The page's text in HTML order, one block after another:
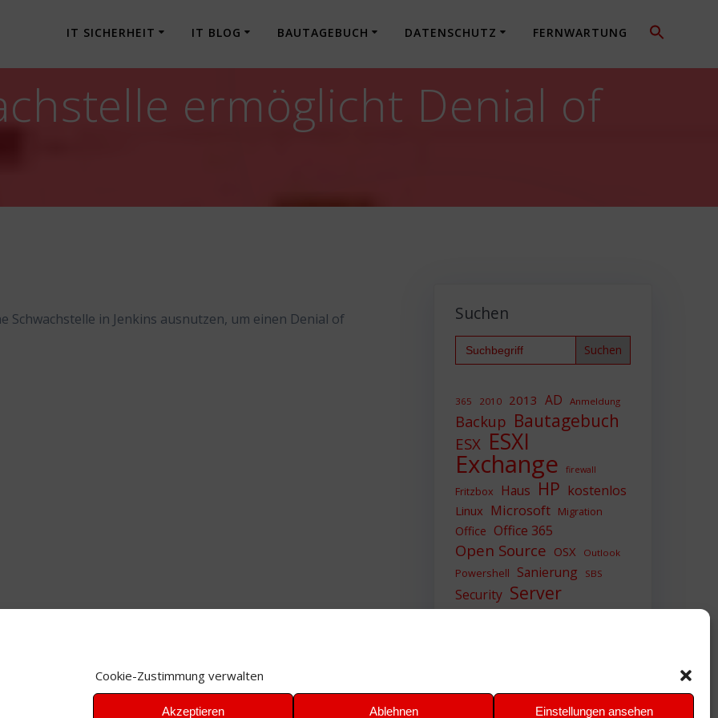
Cookie-Zustimmung verwalten
Akzeptieren Ablehnen Einstellungen ansehen
IT SICHERHEIT IT BLOG BAUTAGEBUCH DATENSCHUTZ FERNWARTUNG
ermöglicht Denial of
in Jenkins ausnutzen, um einen Denial of
Suchen
Search
for:
365 2010 2013 AD Anmeldung
Backup Bautagebuch
ESX ESXI
Exchange firewall
Fritzbox Haus HP kostenlos
Linux Microsoft Migration
Office Office 365
Open Source OSX Outlook
Powershell Sanierung SBS
Security Server
Sicherheit SIEM
VMWare VPN WAZUH